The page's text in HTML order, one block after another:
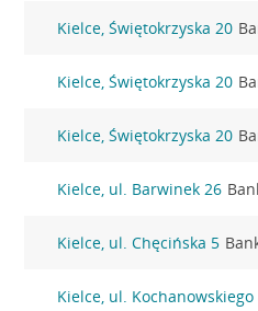
Kielce, Świętokrzyska 20
Kielce, Świętokrzyska 20
Kielce, Świętokrzyska 20
Kielce, ul. Barwinek 26
Kielce, ul. Chęcińska 5
Kielce, ul. Kochanowskiego